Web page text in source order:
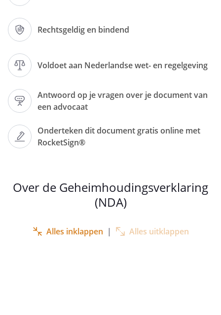
Rechtsgeldig en bindend
Voldoet aan Nederlandse wet- en regelgeving
Antwoord op je vragen over je document van
een advocaat
Onderteken dit document gratis online met
RocketSign®
nummer
)
aan de
door
;
Over de Geheimhoudingsverklaring
(NDA)
Alles inklappen | Alles uitklappen